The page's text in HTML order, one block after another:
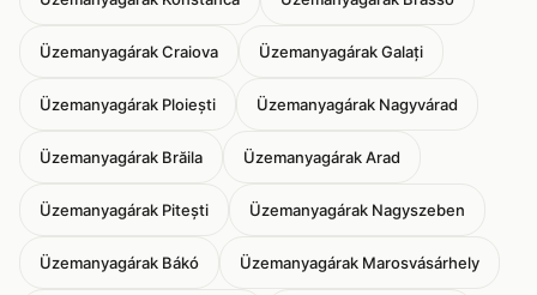
Üzemanyagárak Craiova Üzemanyagárak Galați
Üzemanyagárak Ploiești Üzemanyagárak Nagyvárad
Üzemanyagárak Brăila Üzemanyagárak Arad
Üzemanyagárak Pitești Üzemanyagárak Nagyszeben
Üzemanyagárak Bákó Üzemanyagárak Marosvásárhely